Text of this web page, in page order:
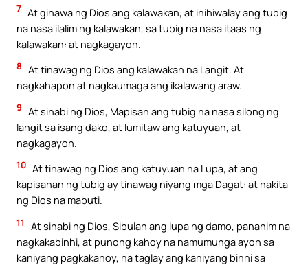
7 At ginawa ng Dios ang kalawakan, at inihiwalay ang tubig
na nasa ilalim ng kalawakan, sa tubig na nasa itaas ng
kalawakan: at nagkagayon.
8 At tinawag ng Dios ang kalawakan na Langit. At
nagkahapon at nagkaumaga ang ikalawang araw.
9 At sinabi ng Dios, Mapisan ang tubig na nasa silong ng
langit sa isang dako, at lumitaw ang katuyuan, at
nagkagayon.
10 At tinawag ng Dios ang katuyuan na Lupa, at ang
kapisanan ng tubig ay tinawag niyang mga Dagat: at nakita
ng Dios na mabuti.
11
At sinabi ng Dios, Sibulan ang lupa ng damo, pananim na
nagkakabinhi, at punong kahoy na namumunga ayon sa
kaniyang pagkakahoy, na taglay ang kaniyang binhi sa